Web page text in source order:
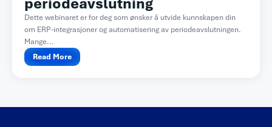
Dette webinaret er for deg som ønsker å utvide kunnskapen din
om ERP-integrasjoner og automatisering av periodeavslutningen.
Mange...
Read More